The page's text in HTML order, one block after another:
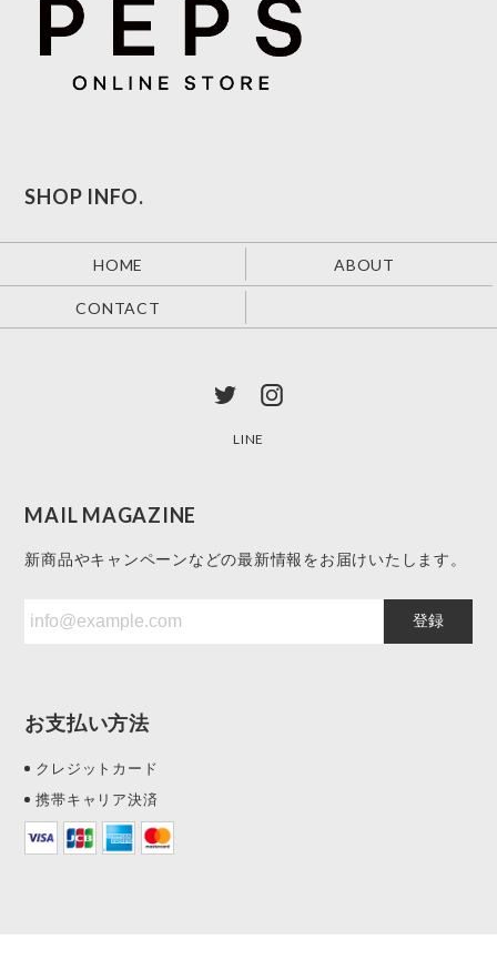
SHOP INFO.
HOME ABOUT
CONTACT
LINE
MAIL MAGAZINE
新商品やキャンペーンなどの最新情報をお届けいたします。
登録
お支払い方法
クレジットカード
携帯キャリア決済